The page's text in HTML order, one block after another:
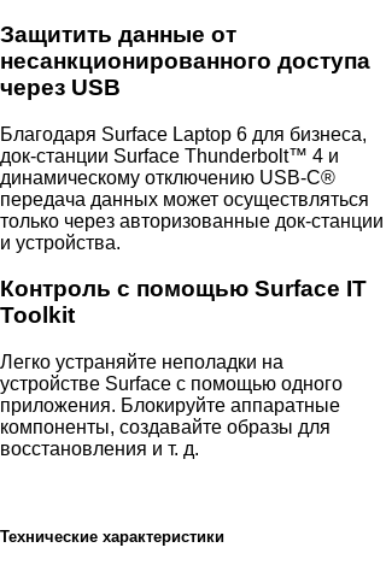
Защитить данные от
несанкционированного доступа
через USB
Благодаря Surface Laptop 6 для бизнеса,
док-станции Surface Thunderbolt™ 4 и
динамическому отключению USB-C®
передача данных может осуществляться
только через авторизованные док-станции
и устройства.
Контроль с помощью Surface IT
Toolkit
Легко устраняйте неполадки на
устройстве Surface с помощью одного
приложения. Блокируйте аппаратные
компоненты, создавайте образы для
восстановления и т. д.
Технические характеристики